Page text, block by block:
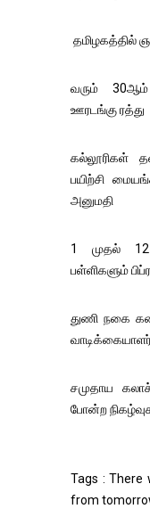
தமிழகத்தில்
வரும் 30ஆம்
ஊரடங்கு ரத்து
கல்லூரிகள்
பயிற்சி
அனுமதி
1 முதல்
பள்ளிகளும்
துணி நகை
சமுதாய
போன்ற
Tags : There
from